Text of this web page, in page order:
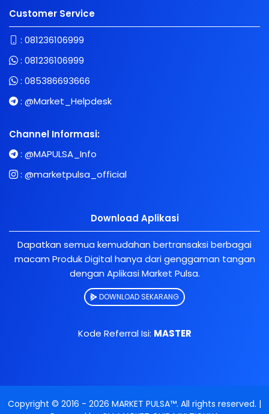
Customer Service
: 081236106999
: 081236106999
: 085386693666
: @Market_Helpdesk
Channel Informasi:
: @MAPULSA_Info
: @marketpulsa_official
Download Aplikasi
Dapatkan semua kemudahan bertransaksi berbagai
macam Produk Digital hanya dari genggaman tangan
dengan Aplikasi Market Pulsa.
DOWNLOAD SEKARANG
Kode Referral Isi: MASTER
Copyright © 2016 - 2026 MARKET PULSA™. All rights reserved. |